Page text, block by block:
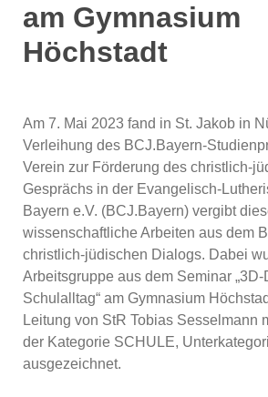
am Gymnasium
Höchstadt
Am 7. Mai 2023 fand in St. Jakob in
Verleihung des BCJ.Bayern-
Verein zur Förderung des christlich-
Gesprächs in der Evangelisch-
Bayern e.V. (BCJ.Bayern) vergibt
wissenschaftliche Arbeiten aus dem
christlich-jüdischen Dialogs. Dabei
Arbeitsgruppe aus dem Seminar „3D-
Schulalltag“ am Gymnasium
Leitung von StR Tobias Sesselmann
der Kategorie SCHULE,
ausgezeichnet.